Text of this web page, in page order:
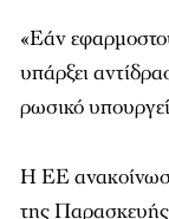
«Εάν
υπάρξει
ρωσικό
Η ΕΕ
της